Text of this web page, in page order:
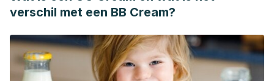
verschil met een BB Cream?